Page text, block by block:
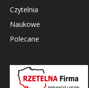
Czytelnia
Naukowe
Polecane